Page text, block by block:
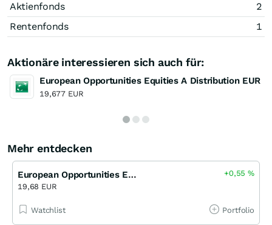
Aktienfonds
2
Rentenfonds
1
Aktionäre interessieren sich auch für:
European Opportunities Equities A Distribution EUR
19,677 EUR
Mehr entdecken
European Opportunities Equities A Distribution EUR
19,68 EUR
+0,55%
Watchlist Portfolio